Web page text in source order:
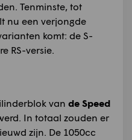
Tenminste, tot
nu een verjongde
komt: de S-
RS-versie.
van de Speed
In totaal zouden er
zijn. De 1050cc